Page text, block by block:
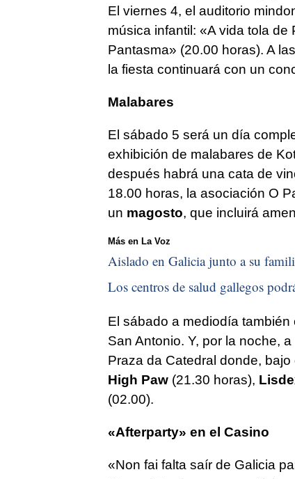
El viernes 4, el auditorio
música infantil: «A vida tola de
Pantasma» (20.00 horas). A
la fiesta continuará con un
Malabares
El sábado 5 será un día
exhibición de malabares de
después habrá una cata de
18.00 horas, la asociación O
un magosto, que incluirá
Más en La Voz
Aislado en Galicia junto a su
Los centros de salud gallegos
El sábado a mediodía
San Antonio. Y, por la noche,
Praza da Catedral donde,
High Paw(21.30 horas),
(02.00).
«Afterparty» en el Casino
«Non fai falta saír de Galicia